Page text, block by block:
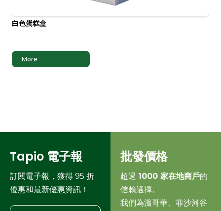
白色蛋糕盒
More
Tapio 電子報
訂閱電子報，獲得 95 折
優惠和最新優惠資訊！
批發價格
超過 1000 家在地商戶的
信賴選擇。
我們為溫哥華、菲沙河谷